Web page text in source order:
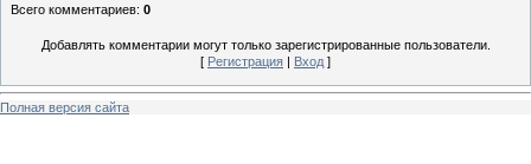
Всего комментариев: 0
Добавлять комментарии могут только зарегистрированные пользователи.
[ Регистрация | Вход ]
Полная версия сайта